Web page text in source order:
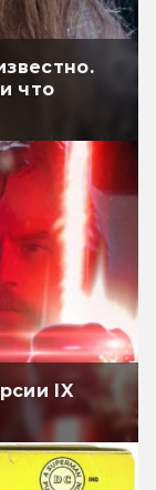
что
IX